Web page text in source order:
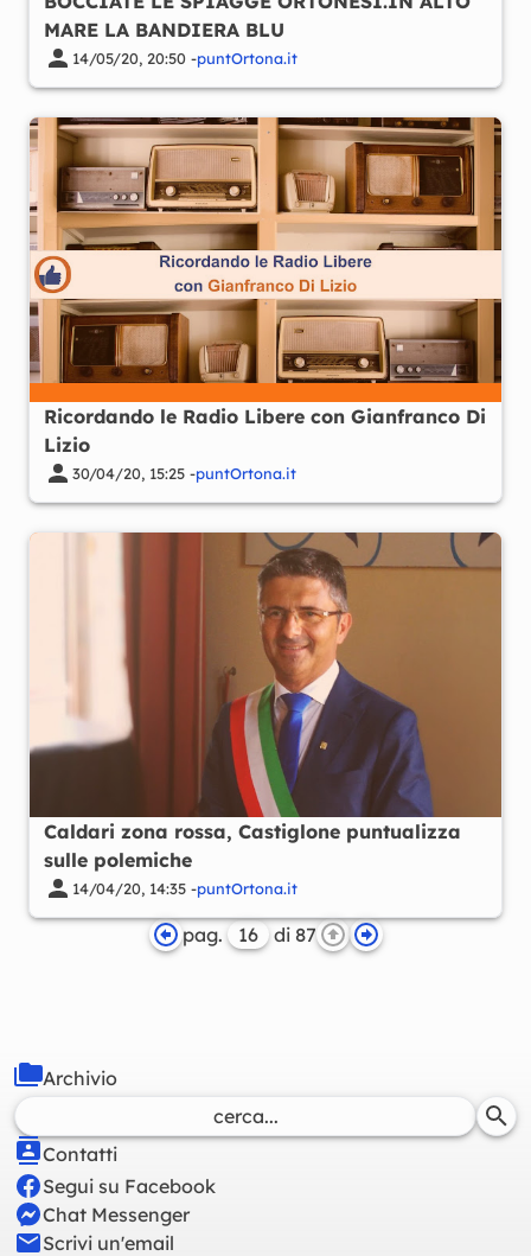
MARE LA BANDIERA BLU
14/05/20, 20:50 -puntOrtona.it
Ricordando le Radio Libere con Gianfranco Di
Lizio
30/04/20, 15:25 -puntOrtona.it
Caldari zona rossa, Castiglone puntualizza
sulle polemiche
14/04/20, 14:35 -puntOrtona.it
pag. di 87
Contatti
Segui su Facebook
Chat Messenger
Scrivi un'email
Archivio